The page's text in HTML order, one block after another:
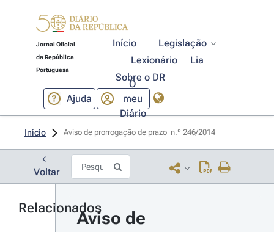
Jornal Oficial
da República
Portuguesa
Início
Legislação
Lexionário
Lia
Sobre o DR
Ajuda
O
meu
Diário
Início Aviso de prorrogação de prazo  n.º 246/2014
Voltar
Relacionados
Aviso de